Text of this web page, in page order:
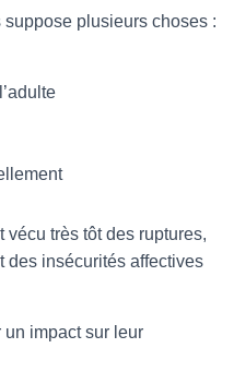
plusieurs choses :
vécu très tôt des ruptures,
des insécurités affectives
impact sur leur